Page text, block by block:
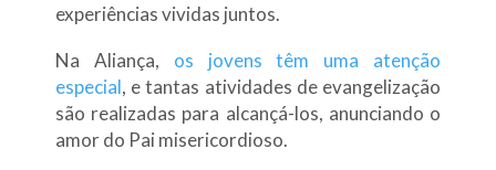
experiências vividas juntos.
Na Aliança, os jovens têm uma atenção
especial, e tantas atividades de evangelização
são realizadas para alcançá-los, anunciando o
amor do Pai misericordioso.